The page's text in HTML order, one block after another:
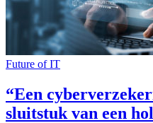
Future of IT
“Een
sluitstuk van een